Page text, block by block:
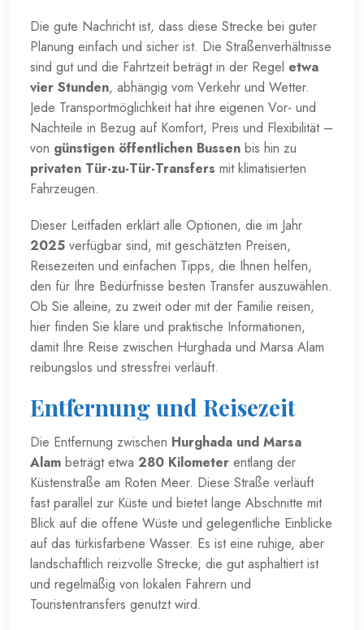
Die gute Nachricht ist, dass diese Strecke bei guter
Planung einfach und sicher ist. Die Straßenverhältnisse
sind gut und die Fahrtzeit beträgt in der Regel etwa
vier Stunden, abhängig vom Verkehr und Wetter.
Jede Transportmöglichkeit hat ihre eigenen Vor- und
Nachteile in Bezug auf Komfort, Preis und Flexibilität –
von günstigen öffentlichen Bussen bis hin zu
privaten Tür-zu-Tür-Transfers mit klimatisierten
Fahrzeugen.
Dieser Leitfaden erklärt alle Optionen, die im Jahr
2025 verfügbar sind, mit geschätzten Preisen,
Reisezeiten und einfachen Tipps, die Ihnen helfen,
den für Ihre Bedürfnisse besten Transfer auszuwählen.
Ob Sie alleine, zu zweit oder mit der Familie reisen,
hier finden Sie klare und praktische Informationen,
damit Ihre Reise zwischen Hurghada und Marsa Alam
reibungslos und stressfrei verläuft.
Entfernung und Reisezeit
Die Entfernung zwischen Hurghada und Marsa
Alam beträgt etwa 280 Kilometer entlang der
Küstenstraße am Roten Meer. Diese Straße verläuft
fast parallel zur Küste und bietet lange Abschnitte mit
Blick auf die offene Wüste und gelegentliche Einblicke
auf das türkisfarbene Wasser. Es ist eine ruhige, aber
landschaftlich reizvolle Strecke, die gut asphaltiert ist
und regelmäßig von lokalen Fahrern und
Touristentransfers genutzt wird.